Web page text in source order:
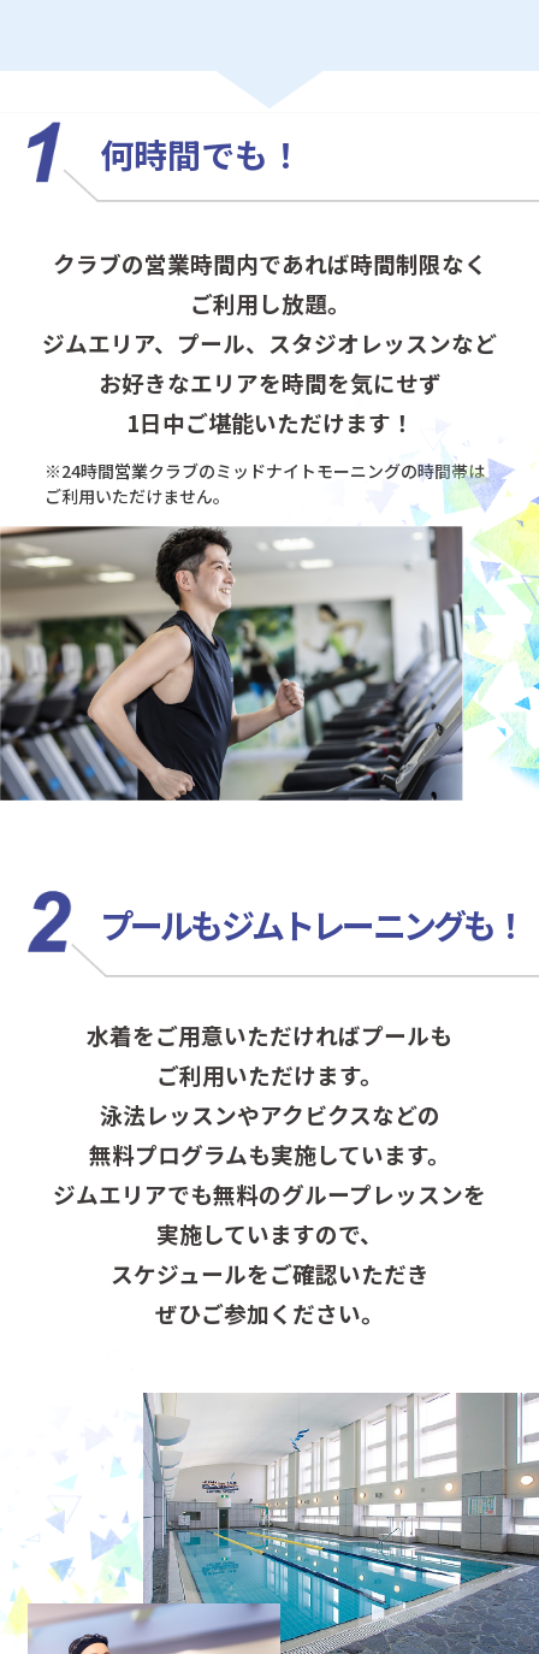
何時間でも！
クラブの営業時間内であれば時間制限なく
ご利用し放題。
ジムエリア、プール、スタジオレッスンなど
お好きなエリアを時間を気にせず
1日中ご堪能いただけます！
※24時間営業クラブのミッドナイトモーニングの時間帯は
ご利用いただけません。
プールもジムトレーニングも！
水着をご用意いただければプールも
ご利用いただけます。
泳法レッスンやアクビクスなどの
無料プログラムも実施しています。
ジムエリアでも無料のグループレッスンを
実施していますので、
スケジュールをご確認いただき
ぜひご参加ください。